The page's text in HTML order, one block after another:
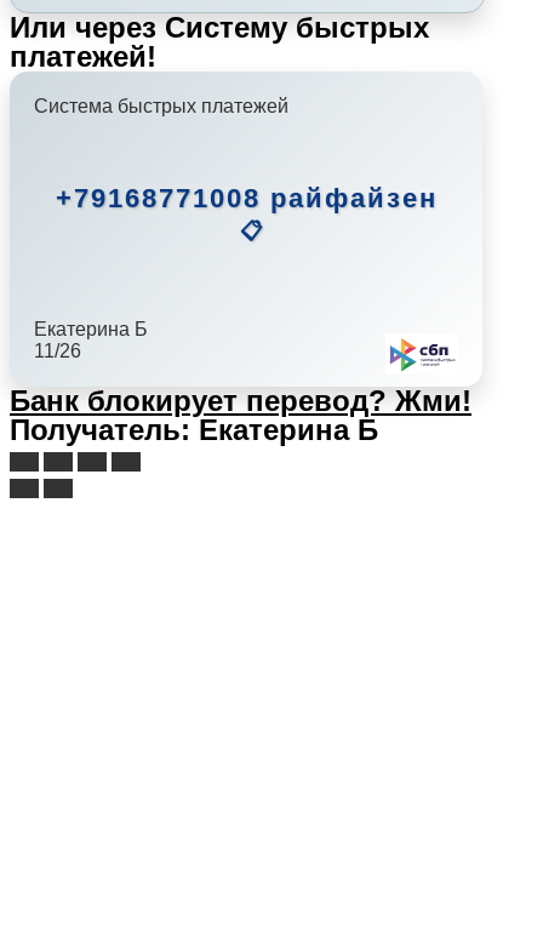
Или через Систему быстрых
платежей!
Система быстрых платежей
+79168771008 райфайзен
📋
Екатерина Б
11/26
Банк блокирует перевод? Жми!
Получатель: Екатерина Б